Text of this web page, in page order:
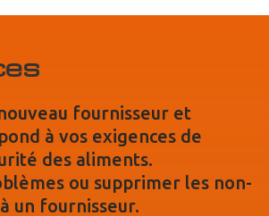
fournisseur et
à vos exigences de
des aliments.
ou supprimer les non-
un fournisseur.